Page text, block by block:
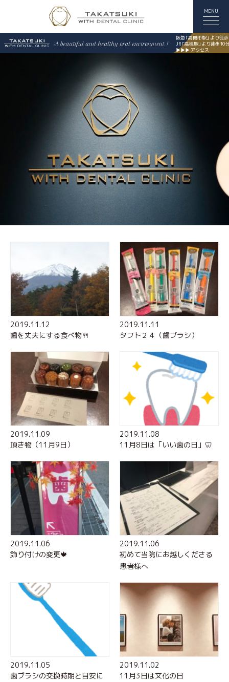
MENU
阪急「高槻市駅 」 より徒
JR「高槻駅」 より徒歩10
▶▶▶ アクセス
2019.11.12
歯を丈夫にする食べ物🍴
2019.11.11
タフト２４（歯ブラシ）
2019.11.09
頂き物（11月9日）
2019.11.08
11月8日は「いい歯の日」🦷
2019.11.06
飾り付けの変更🍁
2019.11.06
初めて当院にお越しくださる
患者様へ
2019.11.05
歯ブラシの交換時期と目安に
2019.11.02
11月3日は文化の日